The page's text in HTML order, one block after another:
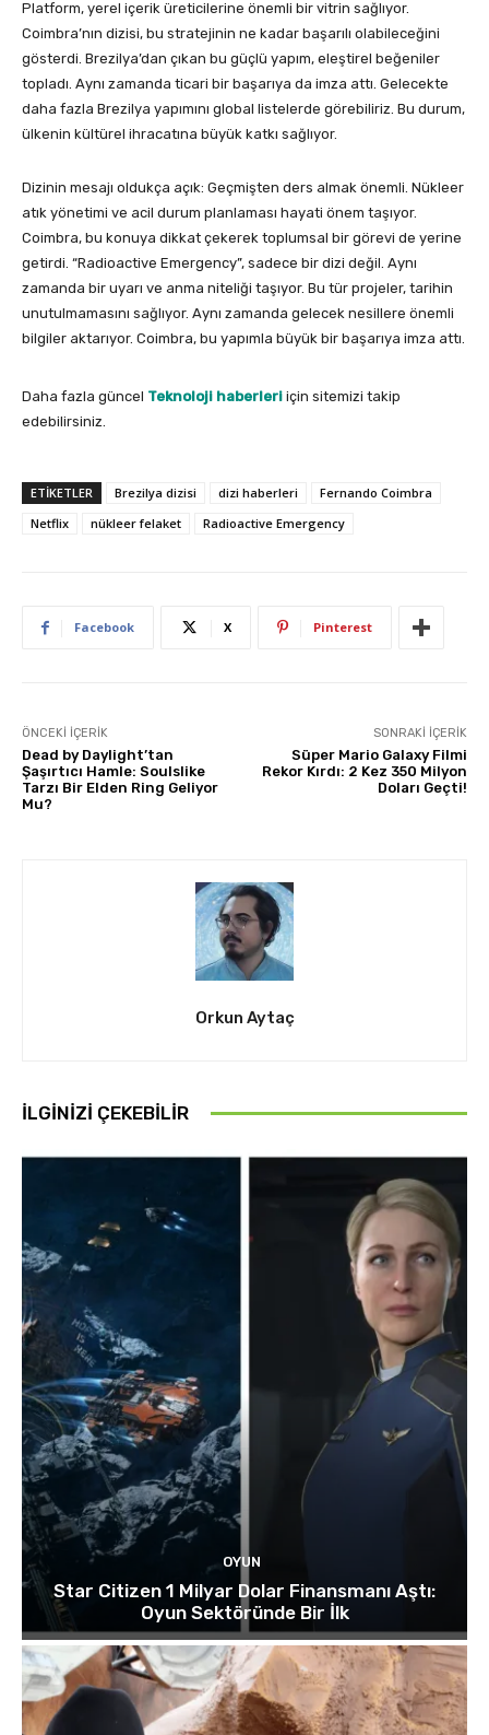
Platform, yerel içerik üreticilerine önemli bir vitrin sağlıyor.
Coimbra’nın dizisi, bu stratejinin ne kadar başarılı olabileceğini
gösterdi. Brezilya’dan çıkan bu güçlü yapım, eleştirel beğeniler
topladı. Aynı zamanda ticari bir başarıya da imza attı. Gelecekte
daha fazla Brezilya yapımını global listelerde görebiliriz. Bu durum,
ülkenin kültürel ihracatına büyük katkı sağlıyor.
Dizinin mesajı oldukça açık: Geçmişten ders almak önemli. Nükleer
atık yönetimi ve acil durum planlaması hayati önem taşıyor.
Coimbra, bu konuya dikkat çekerek toplumsal bir görevi de yerine
getirdi. “Radioactive Emergency”, sadece bir dizi değil. Aynı
zamanda bir uyarı ve anma niteliği taşıyor. Bu tür projeler, tarihin
unutulmamasını sağlıyor. Aynı zamanda gelecek nesillere önemli
bilgiler aktarıyor. Coimbra, bu yapımla büyük bir başarıya imza attı.
Daha fazla güncel Teknoloji haberleri için sitemizi takip
edebilirsiniz.
ETIKETLER Brezilya dizisi dizi haberleri
Fernando Coimbra
Netflix
nükleer felaket Radioactive Emergency
Facebook X Pinterest
ÖNCEKI İÇERIK
Dead by Daylight’tan
Şaşırtıcı Hamle: Soulslike
Tarzı Bir Elden Ring Geliyor
Mu?
SONRAKI İÇERIK
Süper Mario Galaxy Filmi
Rekor Kırdı: 2 Kez 350 Milyon
Doları Geçti!
Orkun Aytaç
İLGINIZI ÇEKEBILIR
OYUN
Star Citizen 1 Milyar Dolar Finansmanı Aştı:
Oyun Sektöründe Bir İlk